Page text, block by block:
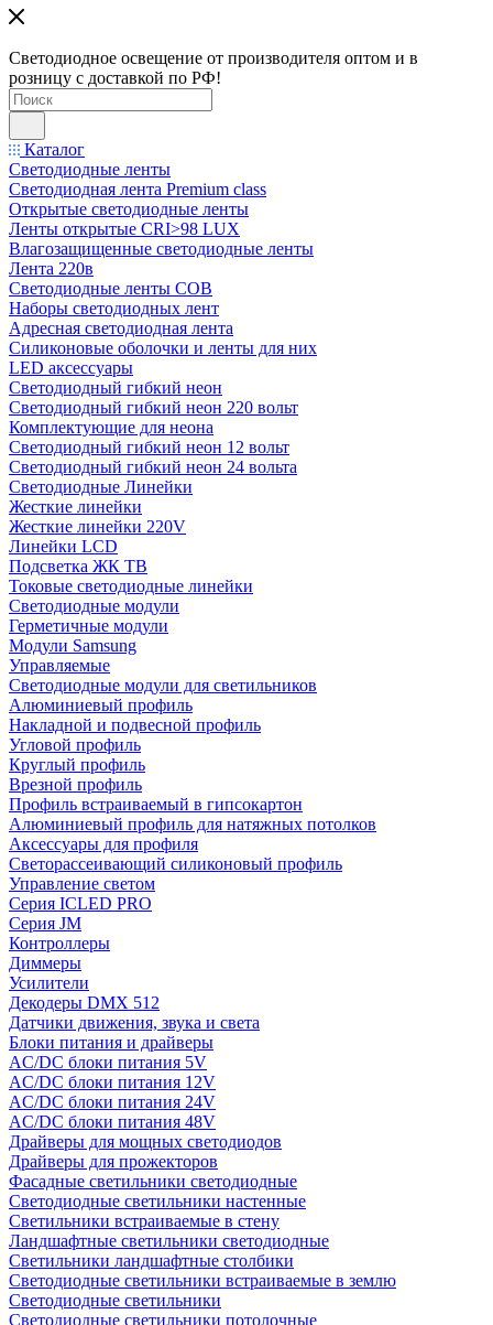
Светодиодное освещение от производителя оптом и в
розницу с доставкой по РФ!
Каталог
Светодиодные ленты
Светодиодная лента Premium class
Открытые светодиодные ленты
Ленты открытые CRI>98 LUX
Влагозащищенные светодиодные ленты
Лента 220в
Светодиодные ленты COB
Наборы светодиодных лент
Адресная светодиодная лента
Силиконовые оболочки и ленты для них
LED аксессуары
Светодиодный гибкий неон
Светодиодный гибкий неон 220 вольт
Комплектующие для неона
Светодиодный гибкий неон 12 вольт
Светодиодный гибкий неон 24 вольта
Светодиодные Линейки
Жесткие линейки
Жесткие линейки 220V
Линейки LCD
Подсветка ЖК ТВ
Токовые светодиодные линейки
Светодиодные модули
Герметичные модули
Модули Samsung
Управляемые
Светодиодные модули для светильников
Алюминиевый профиль
Накладной и подвесной профиль
Угловой профиль
Круглый профиль
Врезной профиль
Профиль встраиваемый в гипсокартон
Алюминиевый профиль для натяжных потолков
Аксессуары для профиля
Светорассеивающий силиконовый профиль
Управление светом
Серия ICLED PRO
Серия JM
Контроллеры
Диммеры
Усилители
Декодеры DMX 512
Датчики движения, звука и света
Блоки питания и драйверы
AC/DC блоки питания 5V
AC/DC блоки питания 12V
AC/DC блоки питания 24V
AC/DC блоки питания 48V
Драйверы для мощных светодиодов
Драйверы для прожекторов
Фасадные светильники светодиодные
Светодиодные светильники настенные
Светильники встраиваемые в стену
Ландшафтные светильники светодиодные
Светильники ландшафтные столбики
Светодиодные светильники встраиваемые в землю
Светодиодные светильники
Светодиодные светильники потолочные